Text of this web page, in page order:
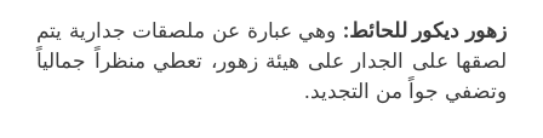
زهور ديكور للحائط: وهي عبارة عن ملصقات جدارية يتم
لصقها على الجدار على هيئة زهور، تعطي منظراً جمالياً
وتضفي جواً من التجديد.